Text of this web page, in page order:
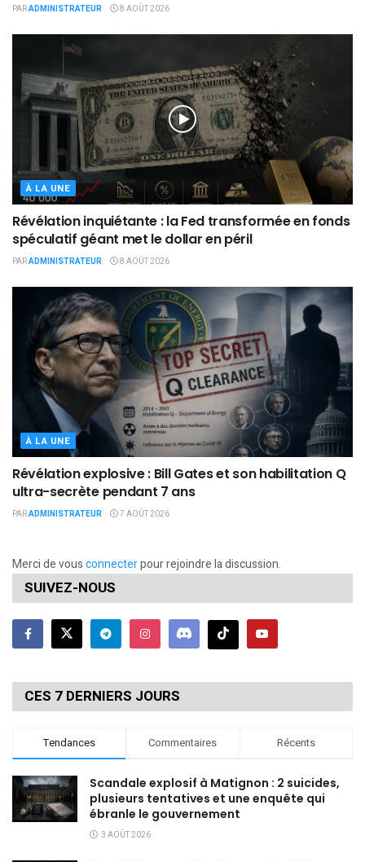
PARADMINISTRATEUR 8 AOÛT 2026
À LA UNE
Révélation inquiétante : la Fed transformée en fonds
spéculatif géant met le dollar en péril
PARADMINISTRATEUR 8 AOÛT 2026
À LA UNE
Révélation explosive : Bill Gates et son habilitation Q
ultra-secrète pendant 7 ans
PARADMINISTRATEUR 7 AOÛT 2026
Merci de vousconnecterpour rejoindre la discussion.
SUIVEZ-NOUS
CES 7 DERNIERS JOURS
Tendances Commentaires Récents
Scandale explosif à Matignon : 2 suicides,
plusieurs tentatives et une enquête qui
ébranle le gouvernement
3 AOÛT 2026